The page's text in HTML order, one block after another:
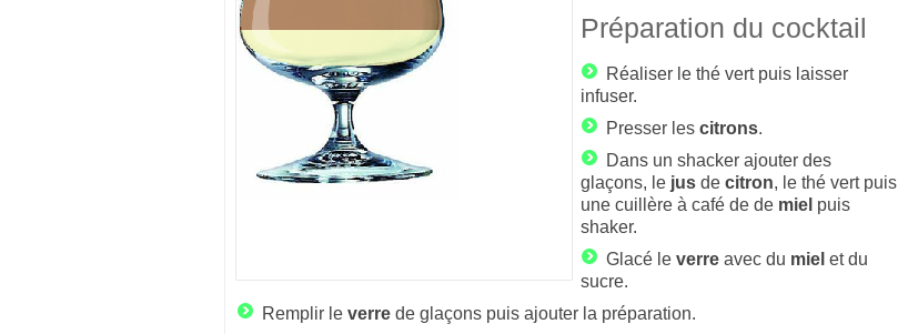
Préparation du cocktail
Réaliser le thé vert puis laisser
infuser.
Presser les citrons.
Dans un shacker ajouter des
glaçons, le jus de citron, le thé vert puis
une cuillère à café de de miel puis
shaker.
Glacé le verre avec du miel et du
sucre.
Remplir le verre de glaçons puis ajouter la préparation.